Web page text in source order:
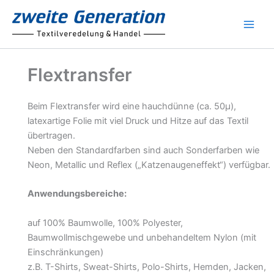
Inhalt
springen
Flextransfer
Beim Flextransfer wird eine hauchdünne (ca. 50µ),
latexartige Folie mit viel Druck und Hitze auf das Textil
übertragen.
Neben den Standardfarben sind auch Sonderfarben wie
Neon, Metallic und Reflex („Katzenaugeneffekt“) verfügbar.
Anwendungsbereiche:
auf 100% Baumwolle, 100% Polyester,
Baumwollmischgewebe und unbehandeltem Nylon (mit
Einschränkungen)
z.B. T-Shirts, Sweat-Shirts, Polo-Shirts, Hemden, Jacken,